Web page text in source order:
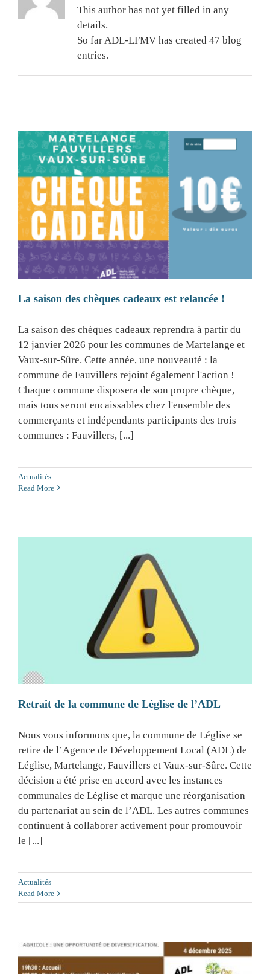
This author has not yet filled in any
details.
So far ADL-LFMV has created 47 blog
entries.
La saison des chèques cadeaux est relancée !
La saison des chèques cadeaux reprendra à partir du
12 janvier 2026 pour les communes de Martelange et
Vaux-sur-Sûre. Cette année, une nouveauté : la
commune de Fauvillers rejoint également l'action !
Chaque commune disposera de son propre chèque,
mais tous seront encaissables chez l'ensemble des
commerçants et indépendants participants des trois
communes : Fauvillers, [...]
Actualités
Read More
Retrait de la commune de Léglise de l’ADL
Nous vous informons que, la commune de Léglise se
retire de l’Agence de Développement Local (ADL) de
Léglise, Martelange, Fauvillers et Vaux-sur-Sûre. Cette
décision a été prise en accord avec les instances
communales de Léglise et marque une réorganisation
du partenariat au sein de l’ADL. Les autres communes
continuent à collaborer activement pour promouvoir
le [...]
Actualités
Read More